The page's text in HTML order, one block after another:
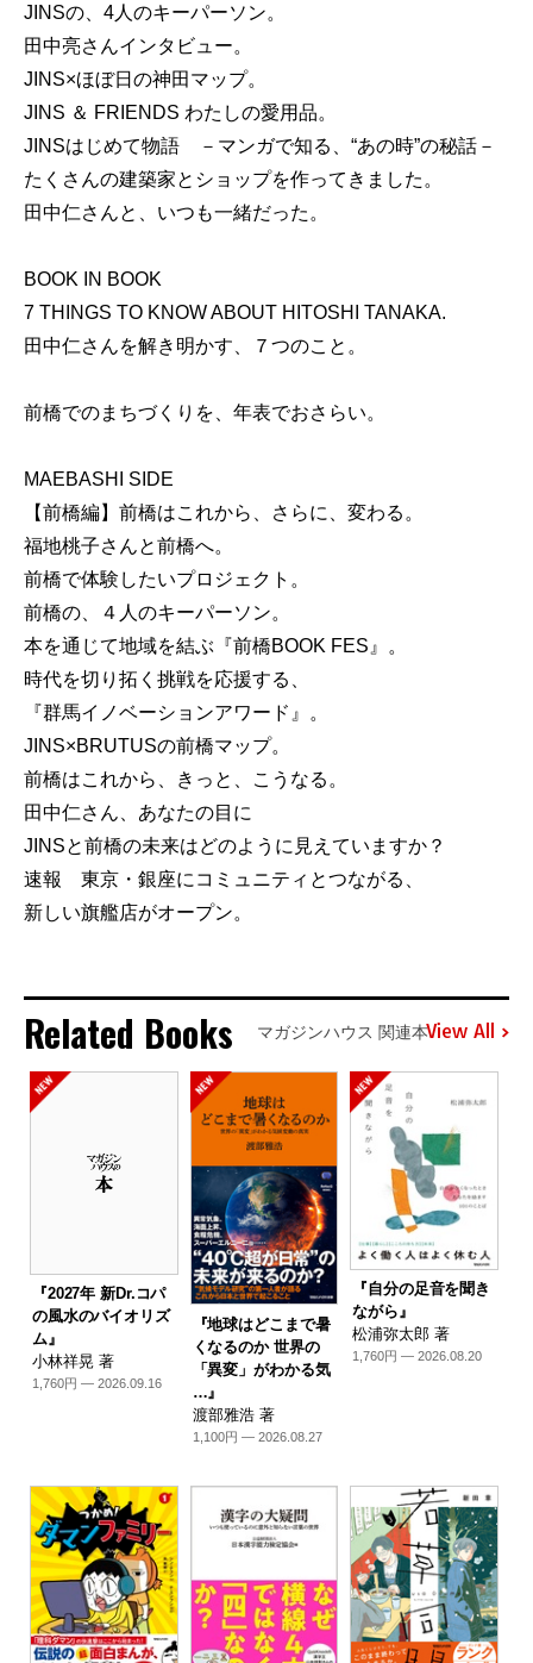
JINSの、4人のキーパーソン。
田中亮さんインタビュー。
JINS×ほぼ日の神田マップ。
JINS ＆ FRIENDS わたしの愛用品。
JINSはじめて物語 －マンガで知る、“あの時”の秘話－
たくさんの建築家とショップを作ってきました。
田中仁さんと、いつも一緒だった。
BOOK IN BOOK
7 THINGS TO KNOW ABOUT HITOSHI TANAKA.
田中仁さんを解き明かす、７つのこと。
前橋でのまちづくりを、年表でおさらい。
MAEBASHI SIDE
【前橋編】前橋はこれから、さらに、変わる。
福地桃子さんと前橋へ。
前橋で体験したいプロジェクト。
前橋の、４人のキーパーソン。
本を通じて地域を結ぶ『前橋BOOK FES』。
時代を切り拓く挑戦を応援する、
『群馬イノベーションアワード』。
JINS×BRUTUSの前橋マップ。
前橋はこれから、きっと、こうなる。
田中仁さん、あなたの目に
JINSと前橋の未来はどのように見えていますか？
速報 東京・銀座にコミュニティとつながる、
新しい旗艦店がオープン。
Related Books マガジンハウス 関連本View All
『2027年 新Dr.コパ
の風水のバイオリズ
ム』
小林祥晃 著
1,760円 — 2026.09.16
『地球はどこまで暑
くなるのか 世界の
「異変」がわかる気
…』
渡部雅浩 著
1,100円 — 2026.08.27
『自分の足音を聞き
ながら』
松浦弥太郎 著
1,760円 — 2026.08.20